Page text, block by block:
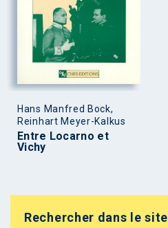
Hans Manfred Bock,
Reinhart Meyer-Kalkus
Entre Locarno et
Vichy
Rechercher dans le site